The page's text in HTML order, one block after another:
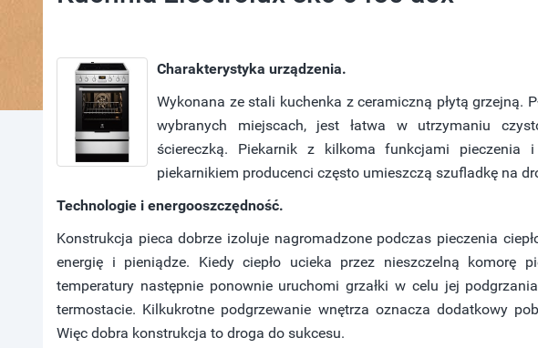
Charakterystyka urządzenia.
Wykonana ze stali kuchenka z ceramiczną płytą grzejną.
wybranych miejscach, jest łatwa w utrzymaniu
ściereczką. Piekarnik z kilkoma funkcjami pieczenia
piekarnikiem producenci często umieszczą szufladkę na
Technologie i energooszczędność.
Konstrukcja pieca dobrze izoluje nagromadzone podczas pieczenia
energię i pieniądze. Kiedy ciepło ucieka przez nieszczelną komorę
temperatury następnie ponownie uruchomi grzałki w celu jej
termostacie. Kilkukrotne podgrzewanie wnętrza oznacza dodatkowy
Więc dobra konstrukcja to droga do sukcesu.